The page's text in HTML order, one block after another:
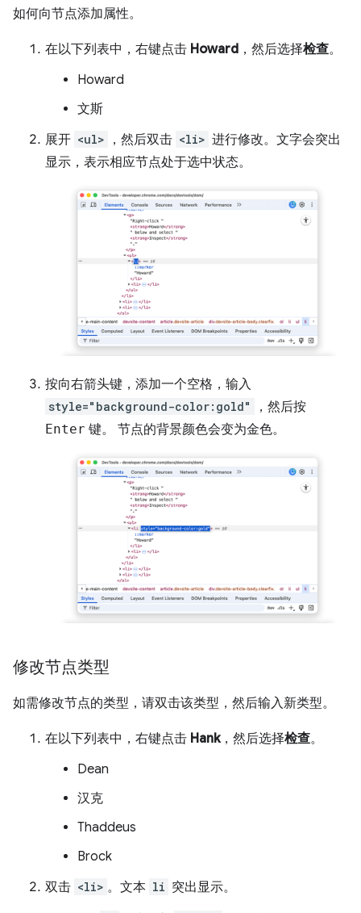
如何向节点添加属性。
在以下列表中，右键点击 Howard ，然后选择检查。
Howard
文斯
展开 <ul> ，然后双击 <li> 进行修改。文字会突出
显示，表示相应节点处于选中状态。
按向右箭头键，添加一个空格，输入
style="background-color:gold" ，然后按
Enter 键。 节点的背景颜色会变为金色。
修改节点类型
如需修改节点的类型，请双击该类型，然后输入新类型。
在以下列表中，右键点击 Hank，然后选择检查。
Dean
汉克
Thaddeus
Brock
双击 <li> 。文本 li 突出显示。